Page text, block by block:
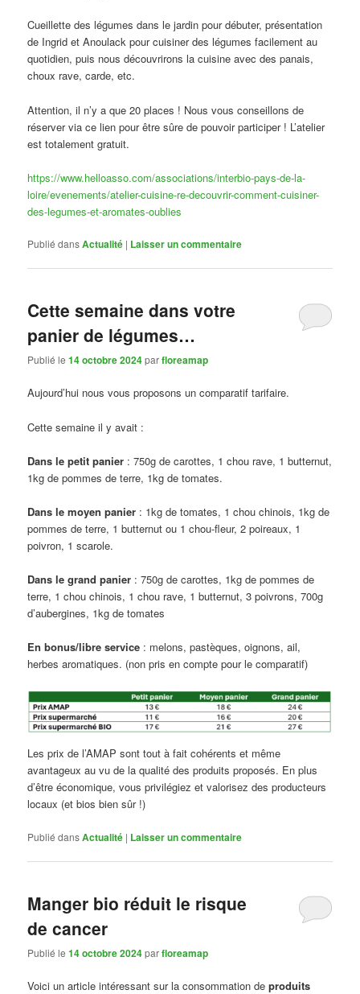
Cueillette des légumes dans le jardin pour débuter, présentation
de Ingrid et Anoulack pour cuisiner des légumes facilement au
quotidien, puis nous découvrirons la cuisine avec des panais,
choux rave, carde, etc.
Attention, il n’y a que 20 places ! Nous vous conseillons de
réserver via ce lien pour être sûre de pouvoir participer ! L’atelier
est totalement gratuit.
https://www.helloasso.com/associations/interbio-pays-de-la-
loire/evenements/atelier-cuisine-re-decouvrir-comment-cuisiner-
des-legumes-et-aromates-oublies
Publié dansActualité | Laisser un commentaire
Cette semaine dans votre
panier de légumes…
Publié le14 octobre 2024parfloreamap
Aujourd’hui nous vous proposons un comparatif tarifaire.
Cette semaine il y avait :
Dans le petit panier : 750g de carottes, 1 chou rave, 1 butternut,
1kg de pommes de terre, 1kg de tomates.
Dans le moyen panier : 1kg de tomates, 1 chou chinois, 1kg de
pommes de terre, 1 butternut ou 1 chou-fleur, 2 poireaux, 1
poivron, 1 scarole.
Dans le grand panier : 750g de carottes, 1kg de pommes de
terre, 1 chou chinois, 1 chou rave, 1 butternut, 3 poivrons, 700g
d’aubergines, 1kg de tomates
En bonus/libre service : melons, pastèques, oignons, ail,
herbes aromatiques. (non pris en compte pour le comparatif)
Les prix de l’AMAP sont tout à fait cohérents et même
avantageux au vu de la qualité des produits proposés. En plus
d’être économique, vous privilégiez et valorisez des producteurs
locaux (et bios bien sûr !)
Publié dansActualité | Laisser un commentaire
Manger bio réduit le risque
de cancer
Publié le14 octobre 2024parfloreamap
Voici un article intéressant sur la consommation deproduits